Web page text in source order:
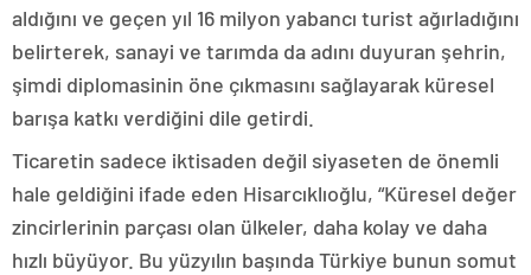
aldığını ve geçen yıl 16 milyon yabancı turist ağırladığını
belirterek, sanayi ve tarımda da adını duyuran şehrin,
şimdi diplomasinin öne çıkmasını sağlayarak küresel
barışa katkı verdiğini dile getirdi.
Ticaretin sadece iktisaden değil siyaseten de önemli
hale geldiğini ifade eden Hisarcıklıoğlu, “Küresel değer
zincirlerinin parçası olan ülkeler, daha kolay ve daha
hızlı büyüyor. Bu yüzyılın başında Türkiye bunun somut